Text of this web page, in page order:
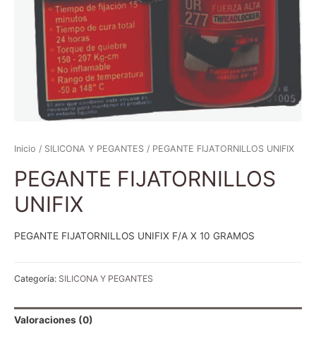
Inicio / SILICONA Y PEGANTES / PEGANTE FIJATORNILLOS UNIFIX
PEGANTE FIJATORNILLOS
UNIFIX
PEGANTE FIJATORNILLOS UNIFIX F/A X 10 GRAMOS
Categoría: SILICONA Y PEGANTES
Valoraciones (0)